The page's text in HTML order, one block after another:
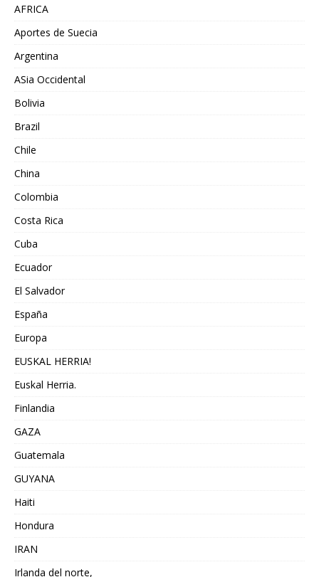
AFRICA
Aportes de Suecia
Argentina
ASia Occidental
Bolivia
Brazil
Chile
China
Colombia
Costa Rica
Cuba
Ecuador
El Salvador
España
Europa
EUSKAL HERRIA!
Euskal Herria.
Finlandia
GAZA
Guatemala
GUYANA
Haiti
Hondura
IRAN
Irlanda del norte,